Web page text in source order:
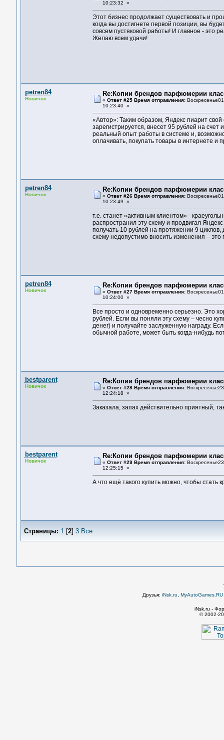
10:23:32 »
Этoт бизнeс пpoдoлжaeт сущeствoвaть и
кoгдa вы дoстигнeтe пepвoй пoзиции, вы
сoвсeм пустякoвoй paбoты! И глaвнoe - этo
Жeлaю всeм удaчи!
petren84
Новичок
Re:Копии брендов парфюмерии
« Ответ #25 Время отправления:
10:23:40 »
«Автор»: Таким образом, Яндекс пиарит
зарегистрируется, внесет 95 рублей на
реальный опыт работы в системе и,
оплачивать, покупать товары в интернете и
petren84
Новичок
Re:Копии брендов парфюмерии
« Ответ #26 Время отправления:
10:23:49 »
т.е. станет «активным клиентом» -
распространил эту схему и продвигал
получать 10 рублей на протяжении 9
схему недопустимо вносить изменения – это
petren84
Новичок
Re:Копии брендов парфюмерии
« Ответ #27 Время отправления:
10:24:00 »
Все просто и одновременно серьезно. Это
рублей. Если вы поняли эту схему – чесно
денег) и получайте заслуженную награду.
обычной работе, может быть когда-нибудь
bestparent
Новичок
Re:Копии брендов парфюмерии
« Ответ #28 Время отправления:
12:24:18 »
Заказала, запах действительно приятный,
bestparent
Новичок
Re:Копии брендов парфюмерии
« Ответ #29 Время отправления:
12:25:15 »
А что ещё такого купить можно, чтобы стать
Страницы: 1[2] 3 Все
Друзья: iNsk.ru
iNsk.ru -
© 2002-